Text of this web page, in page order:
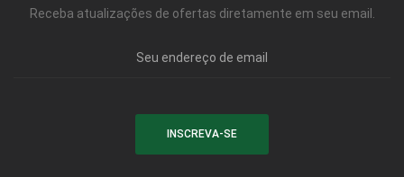
Receba atualizações de ofertas diretamente em seu email.